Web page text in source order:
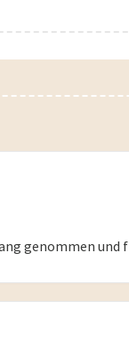
genommen und